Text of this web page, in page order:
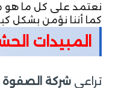
نعتمد على كل ما هو
كما أننا نؤمن بشكل
المبيدات
تراعيشركة